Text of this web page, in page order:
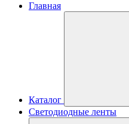
Главная
Каталог
Светодиодные ленты